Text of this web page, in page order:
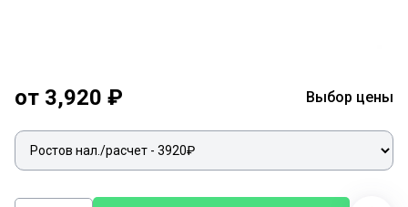
от 3,920 ₽ Выбор цены